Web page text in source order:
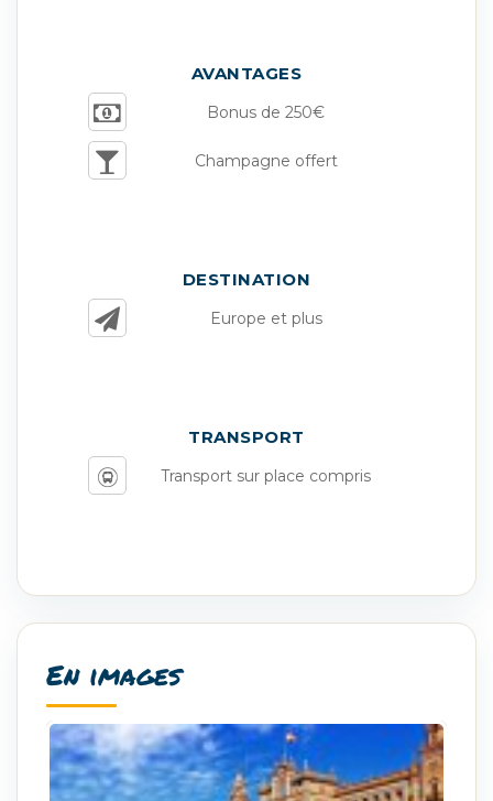
AVANTAGES
Bonus de 250€
Champagne offert
DESTINATION
Europe et plus
TRANSPORT
Transport sur place compris
En images